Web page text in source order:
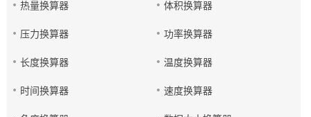
热量换算器 体积换算器
压力换算器 功率换算器
长度换算器 温度换算器
时间换算器 速度换算器